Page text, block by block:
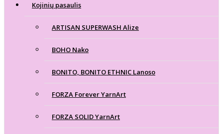
Kojinių pasaulis
ARTISAN SUPERWASH Alize
BOHO Nako
BONITO, BONITO ETHNIC Lanoso
FORZA Forever YarnArt
FORZA SOLID YarnArt